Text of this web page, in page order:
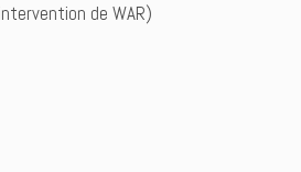
de WAR)